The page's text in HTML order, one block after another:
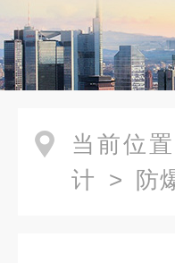
当前位置
计 > 防